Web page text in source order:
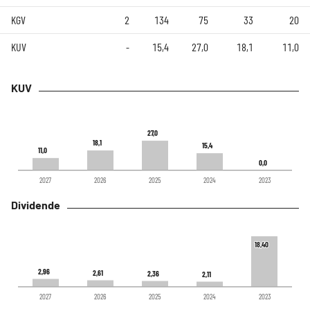
KGV 2 134 75 33 20
KUV - 15,4 27,0 18,1 11,0
KUV
11,0
11,0
18,1
18,1
27,0
27,0
15,4
15,4
0,0
0,0
2027 2026 2025 2024 2023
Dividende
2,96
2,96 2,61
2,61 2,36
2,36 2,11
2,11
18,40
18,40
2027 2026 2025 2024 2023